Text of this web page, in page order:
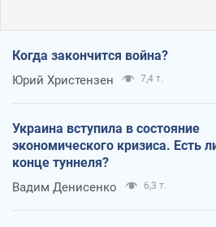
Когда закончится война?
Юрий Христензен 7,4 т.
Украина вступила в состояние
экономического кризиса. Есть
конце туннеля?
Вадим Денисенко 6,3 т.